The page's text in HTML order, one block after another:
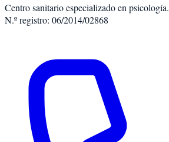
Centro sanitario especializado en psicología.
N.º registro: 06/2014/02868